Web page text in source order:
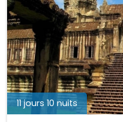
11 jours 10 nuits